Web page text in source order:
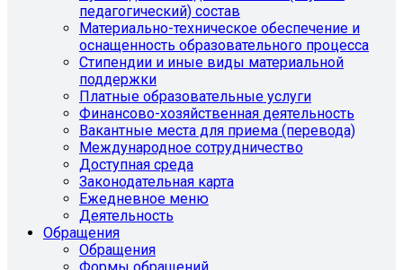
педагогический) состав
Материально-техническое обеспечение и
оснащенность образовательного процесса
Стипендии и иные виды материальной
поддержки
Платные образовательные услуги
Финансово-хозяйственная деятельность
Вакантные места для приема (перевода)
Международное сотрудничество
Доступная среда
Законодательная карта
Ежедневное меню
Деятельность
Обращения
Обращения